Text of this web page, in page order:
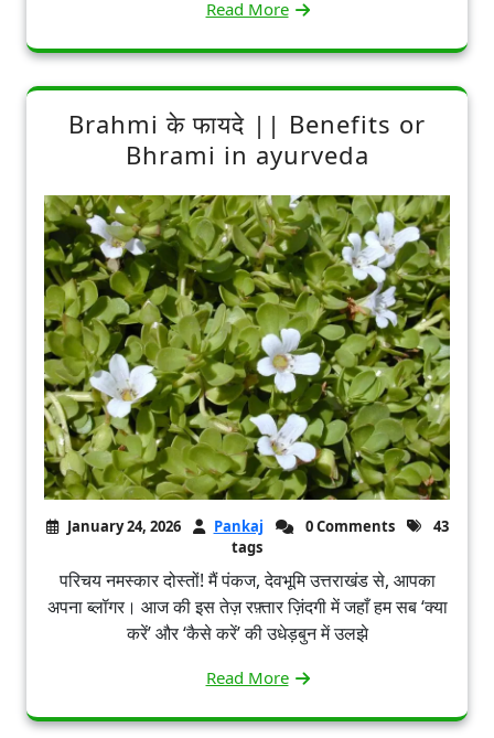
Read More
Brahmi के फायदे || Benefits or
Bhrami in ayurveda
January 24, 2026 Pankaj 0 Comments
43
tags
परिचय नमस्कार दोस्तों! मैं पंकज, देवभूमि उत्तराखंड से, आपका
अपना ब्लॉगर। आज की इस तेज़ रफ़्तार ज़िंदगी में जहाँ हम सब ‘क्या
करें’ और ‘कैसे करें’ की उधेड़बुन में उलझे
Read More